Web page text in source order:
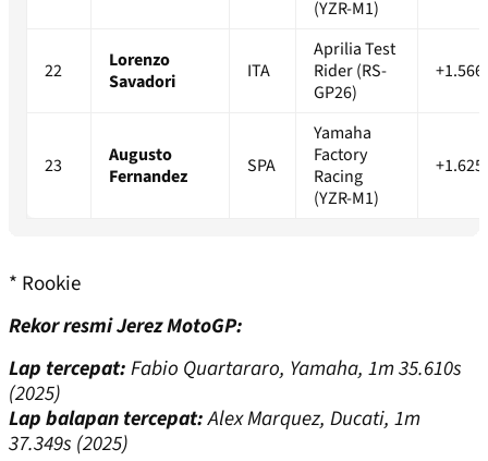
(YZR-M1)
22
Lorenzo
Savadori
ITA
Aprilia Test
Rider (RS-
GP26)
23
Augusto
Fernandez
SPA
Yamaha
Factory
Racing
(YZR-M1)
* Rookie
Rekor resmi Jerez MotoGP:
Lap tercepat:Fabio Quartararo, Yamaha, 1m 35.610s
(2025)
Lap balapan tercepat:Alex Marquez, Ducati, 1m
37.349s (2025)